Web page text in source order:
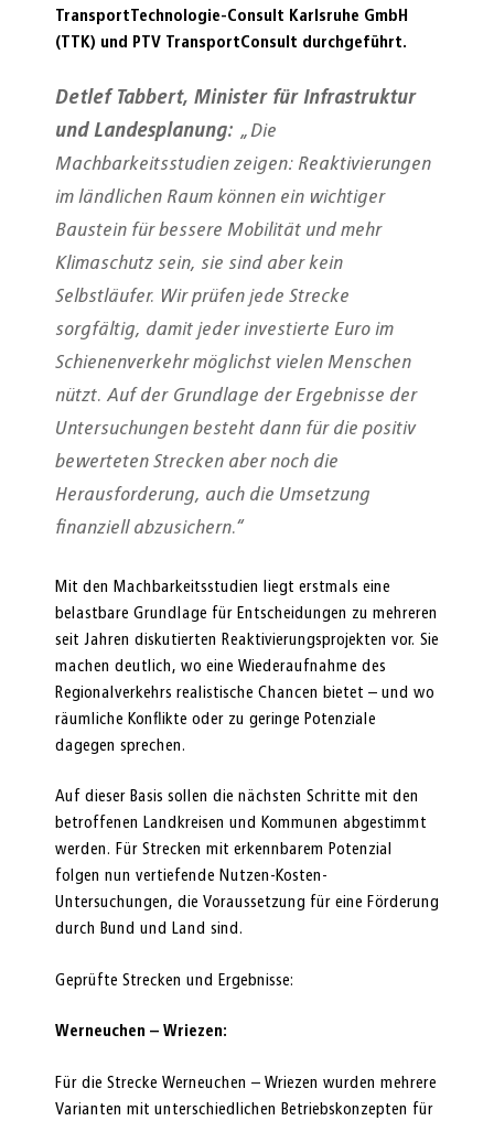
TransportTechnologie-Consult Karlsruhe GmbH
(TTK) und PTV TransportConsult durchgeführt.
Detlef Tabbert, Minister für Infrastruktur
und Landesplanung: „Die
Machbarkeitsstudien zeigen: Reaktivierungen
im ländlichen Raum können ein wichtiger
Baustein für bessere Mobilität und mehr
Klimaschutz sein, sie sind aber kein
Selbstläufer. Wir prüfen jede Strecke
sorgfältig, damit jeder investierte Euro im
Schienenverkehr möglichst vielen Menschen
nützt. Auf der Grundlage der Ergebnisse der
Untersuchungen besteht dann für die positiv
bewerteten Strecken aber noch die
Herausforderung, auch die Umsetzung
finanziell abzusichern.“
Mit den Machbarkeitsstudien liegt erstmals eine
belastbare Grundlage für Entscheidungen zu mehreren
seit Jahren diskutierten Reaktivierungsprojekten vor. Sie
machen deutlich, wo eine Wiederaufnahme des
Regionalverkehrs realistische Chancen bietet – und wo
räumliche Konflikte oder zu geringe Potenziale
dagegen sprechen.
Auf dieser Basis sollen die nächsten Schritte mit den
betroffenen Landkreisen und Kommunen abgestimmt
werden. Für Strecken mit erkennbarem Potenzial
folgen nun vertiefende Nutzen-Kosten-
Untersuchungen, die Voraussetzung für eine Förderung
durch Bund und Land sind.
Geprüfte Strecken und Ergebnisse:
Werneuchen – Wriezen:
Für die Strecke Werneuchen – Wriezen wurden mehrere
Varianten mit unterschiedlichen Betriebskonzepten für